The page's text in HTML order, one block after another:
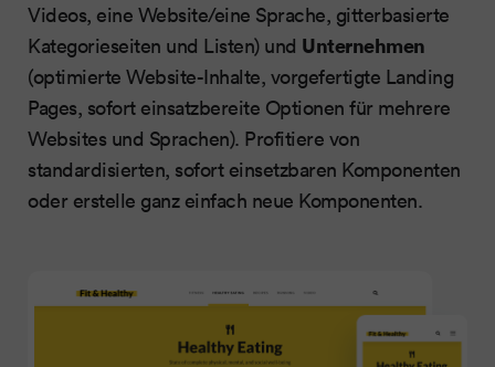
Videos, eine Website/eine Sprache, gitterbasierte
Kategorieseiten und Listen) und Unternehmen
(optimierte Website-Inhalte, vorgefertigte Landing
Pages, sofort einsatzbereite Optionen für mehrere
Websites und Sprachen). Profitiere von
standardisierten, sofort einsetzbaren Komponenten
oder erstelle ganz einfach neue Komponenten.